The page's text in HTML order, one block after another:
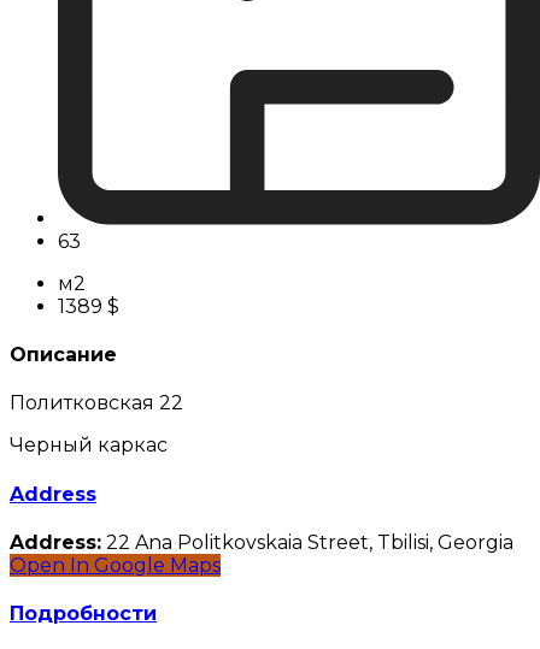
63
м2
1389 $
Описание
Политковская 22
Черный каркас
Address
Address: 22 Ana Politkovskaia Street, Tbilisi, Georgia
Open In Google Maps
Подробности